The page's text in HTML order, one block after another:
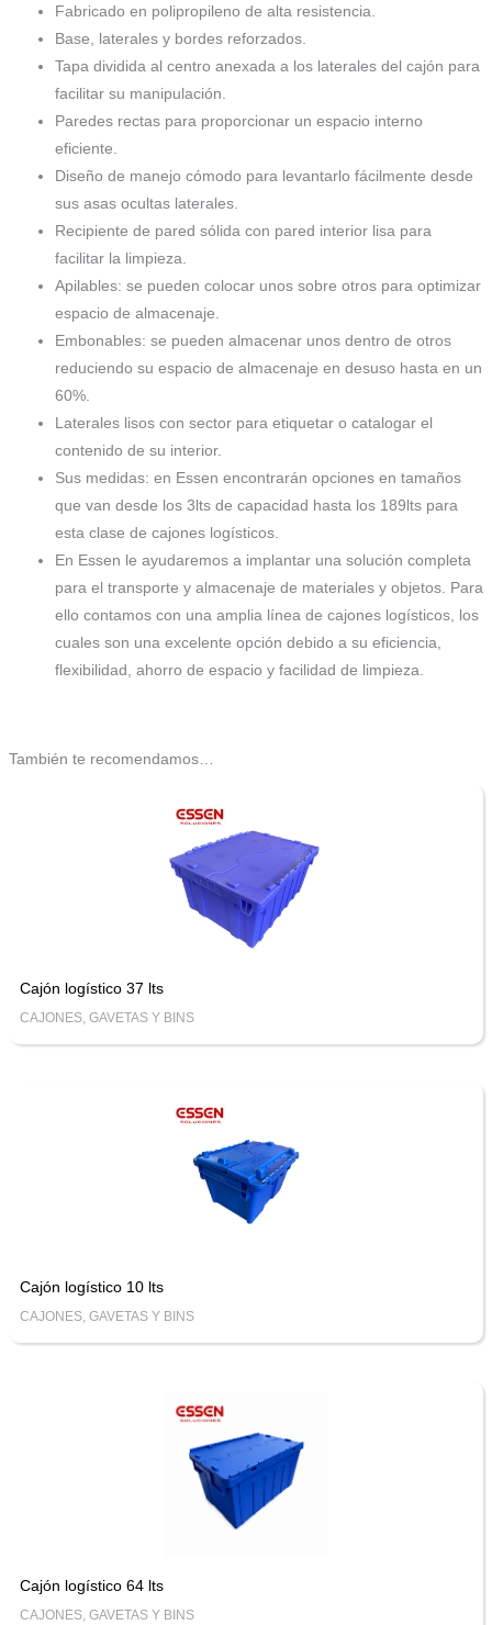
Fabricado en polipropileno de alta resistencia.
Base, laterales y bordes reforzados.
Tapa dividida al centro anexada a los laterales del cajón para
facilitar su manipulación.
Paredes rectas para proporcionar un espacio interno
eficiente.
Diseño de manejo cómodo para levantarlo fácilmente desde
sus asas ocultas laterales.
Recipiente de pared sólida con pared interior lisa para
facilitar la limpieza.
Apilables: se pueden colocar unos sobre otros para optimizar
espacio de almacenaje.
Embonables: se pueden almacenar unos dentro de otros
reduciendo su espacio de almacenaje en desuso hasta en un
60%.
Laterales lisos con sector para etiquetar o catalogar el
contenido de su interior.
Sus medidas: en Essen encontrarán opciones en tamaños
que van desde los 3lts de capacidad hasta los 189lts para
esta clase de cajones logísticos.
En Essen le ayudaremos a implantar una solución completa
para el transporte y almacenaje de materiales y objetos. Para
ello contamos con una amplia línea de cajones logísticos, los
cuales son una excelente opción debido a su eficiencia,
flexibilidad, ahorro de espacio y facilidad de limpieza.
También te recomendamos…
Cajón logístico 37 lts
CAJONES, GAVETAS Y BINS
Cajón logístico 10 lts
CAJONES, GAVETAS Y BINS
Cajón logístico 64 lts
CAJONES, GAVETAS Y BINS